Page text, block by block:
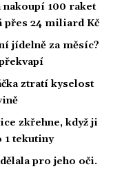
100 raket
přes 24 miliard Kč
jídelně za měsíc?
ztratí kyselost
zkřehne, když ji
1 tekutiny
pro jeho oči.